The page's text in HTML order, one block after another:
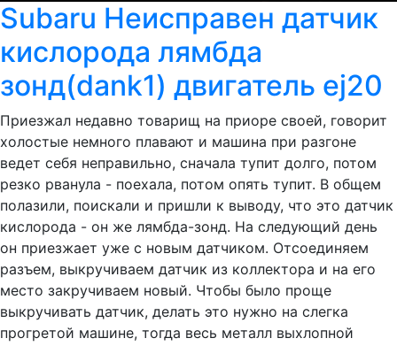
Subaru Неисправен датчик
кислорода лямбда
зонд(dank1) двигатель ej20
Приезжал недавно товарищ на приоре своей, говорит
холостые немного плавают и машина при разгоне
ведет себя неправильно, сначала тупит долго, потом
резко рванула - поехала, потом опять тупит. В общем
полазили, поискали и пришли к выводу, что это датчик
кислорода - он же лямбда-зонд. На следующий день
он приезжает уже с новым датчиком. Отсоединяем
разъем, выкручиваем датчик из коллектора и на его
место закручиваем новый. Чтобы было проще
выкручивать датчик, делать это нужно на слегка
прогретой машине, тогда весь металл выхлопной